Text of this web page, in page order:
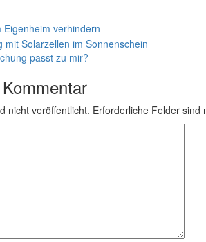
Eigenheim verhindern
passt zu mir?
nicht veröffentlicht. Erforderliche Felder sind